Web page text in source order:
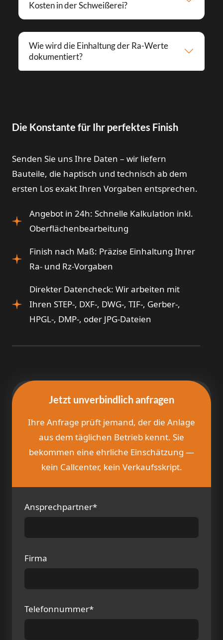
Kosten in der Schweißerei?
Wie wird die Einhaltung der Ra-Werte
dokumentiert?
Die Konstante für Ihr perfektes Finish
Senden Sie uns Ihre Daten – wir liefern
Bauteile, die haptisch und technisch ab dem
ersten Los exakt Ihren Vorgaben entsprechen.
Angebot in 24h: Schnelle Kalkulation inkl.
Oberflächenbearbeitung
Finish nach Maß: Präzise Einhaltung Ihrer
Ra- und Rz-Vorgaben
Direkter Datencheck: Wir arbeiten mit
Ihren STEP-, DXF-, DWG-, TIF-, Gerber-,
HPGL-, DMP-, oder JPG-Dateien
Jetzt unverbindlich anfragen
Ihre Anfrage prüft jemand, der die Anlage
aus dem täglichen Betrieb kennt. Sie
bekommen eine ehrliche Einschätzung —
kein Callcenter, kein Verkaufsskript.
Ansprechpartner*
Firma
Telefonnummer*